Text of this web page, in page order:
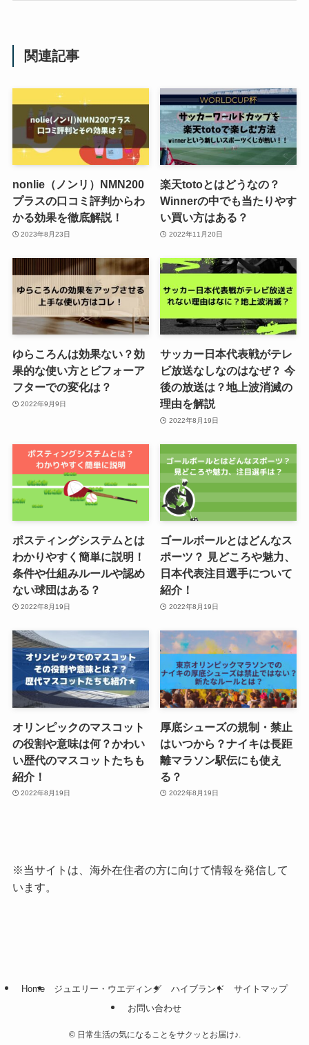
関連記事
nonlie（ノンリ）NMN200
プラスの口コミ評判からわ
かる効果を徹底解説！
2023年8月23日
楽天totoとはどうなの？
Winnerの中でも当たりやす
い買い方はある？
2022年11月20日
ゆらころんは効果ない？効
果的な使い方とビフォーア
フターでの変化は？
2022年9月9日
サッカー日本代表戦がテレ
ビ放送なしなのはなぜ？ 今
後の放送は？地上波消滅の
理由を解説
2022年8月19日
ポスティングシステムとは
わかりやすく簡単に説明！
条件や仕組みルールや認め
ない球団はある？
2022年8月19日
ゴールボールとはどんなス
ポーツ？ 見どころや魅力、
日本代表注目選手について
紹介！
2022年8月19日
オリンピックのマスコット
の役割や意味は何？かわい
い歴代のマスコットたちも
紹介！
2022年8月19日
厚底シューズの規制・禁止
はいつから？ナイキは長距
離マラソン駅伝にも使え
る？
2022年8月19日
※当サイトは、海外在住者の方に向けて情報を発信して
います。
Home ジュエリー・ウエディング ハイブランド
サイトマップ
お問い合わせ
©日常生活の気になることをサクッとお届け♪.